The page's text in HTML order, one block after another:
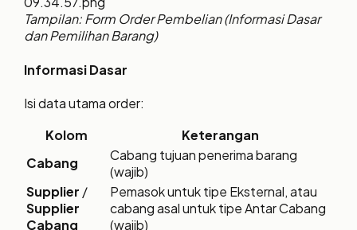
Tampilan: Form Order Pembelian (Informasi Dasar
dan Pemilihan Barang)
Informasi Dasar
Isi data utama order:
Kolom
Keterangan
Cabang
Cabang tujuan penerima barang
(wajib)
Supplier /
Supplier
Cabang
Pemasok untuk tipe Eksternal, atau
cabang asal untuk tipe Antar Cabang
(wajib)